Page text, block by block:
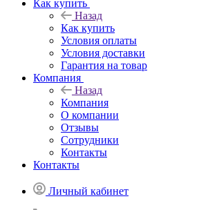
Как купить
Назад
Как купить
Условия оплаты
Условия доставки
Гарантия на товар
Компания
Назад
Компания
О компании
Отзывы
Сотрудники
Контакты
Контакты
Личный кабинет